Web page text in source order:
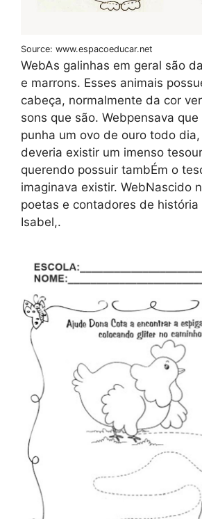
Source: www.espacoeducar.net
WebAs galinhas em geral são
e marrons. Esses animais
cabeça, normalmente da cor
sons que são. Webpensava
punha um ovo de ouro todo
deveria existir um imenso
querendo possuir tambÉm o
imaginava existir. WebNascido
poetas e contadores de história
Isabel,.